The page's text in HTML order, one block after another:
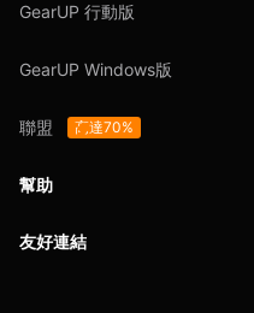
GearUP 行動版
GearUP Windows版
聯盟 高達70%
幫助
支援
友好連結